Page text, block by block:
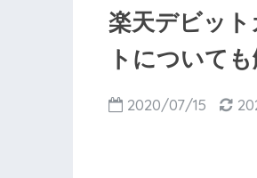
楽天デビッ
トについても
2020/07/15